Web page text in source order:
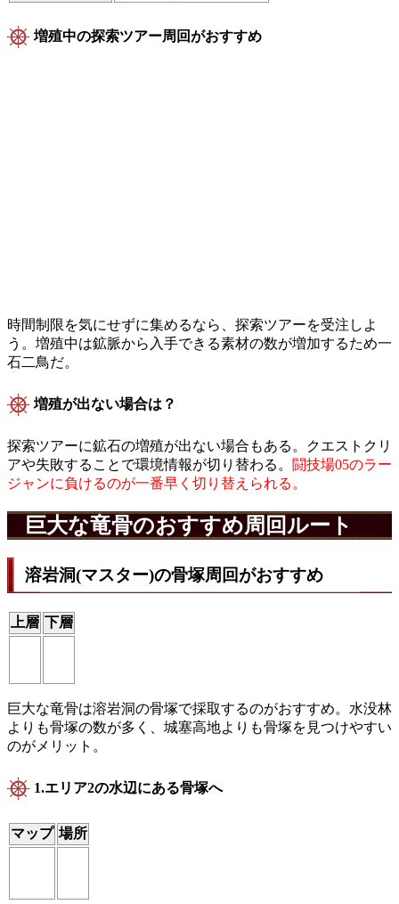
増殖中の探索ツアー周回がおすすめ
時間制限を気にせずに集めるなら、探索ツアーを受注しよ
う。増殖中は鉱脈から入手できる素材の数が増加するため一
石二鳥だ。
増殖が出ない場合は？
探索ツアーに鉱石の増殖が出ない場合もある。クエストクリ
アや失敗することで環境情報が切り替わる。 闘技場05のラー
ジャンに負けるのが一番早く切り替えられる。
巨大な竜骨のおすすめ周回ルート
溶岩洞(マスター)の骨塚周回がおすすめ
上層 下層
巨大な竜骨は溶岩洞の骨塚で採取するのがおすすめ。水没林
よりも骨塚の数が多く、城塞高地よりも骨塚を見つけやすい
のがメリット。
1.エリア2の水辺にある骨塚へ
マップ 場所